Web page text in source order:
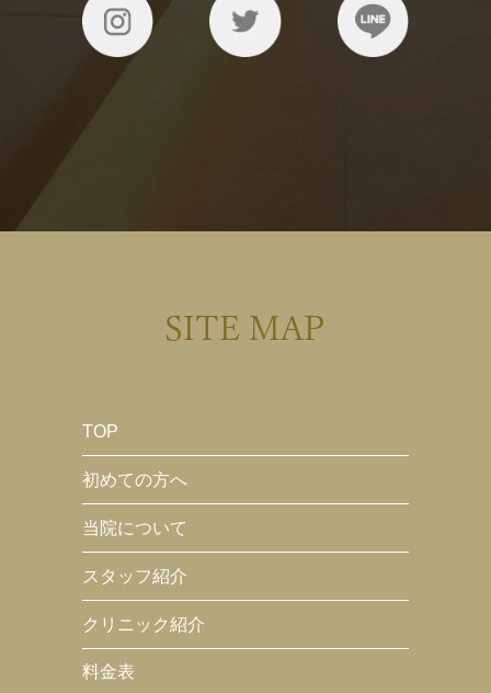
SITE MAP
TOP
初めての方へ
当院について
スタッフ紹介
クリニック紹介
料金表